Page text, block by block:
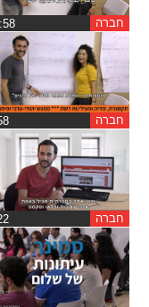
format_underlined
קו תחתי לקישורים
חברה
חברה
חברה